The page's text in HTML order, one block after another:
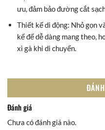
ưu, đảm bảo đường cắt
Thiết kế di động: Nhỏ gọn
kế để dễ dàng mang theo,
xì gà khi di chuyển.
Đánh giá
Chưa có đánh giá nào.